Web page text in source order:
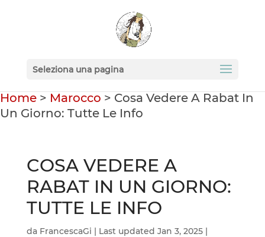
Seleziona una pagina
Home > Marocco > Cosa Vedere A Rabat In
Un Giorno: Tutte Le Info
COSA VEDERE A
RABAT IN UN GIORNO:
TUTTE LE INFO
da FrancescaGi | Last updated Jan 3, 2025|